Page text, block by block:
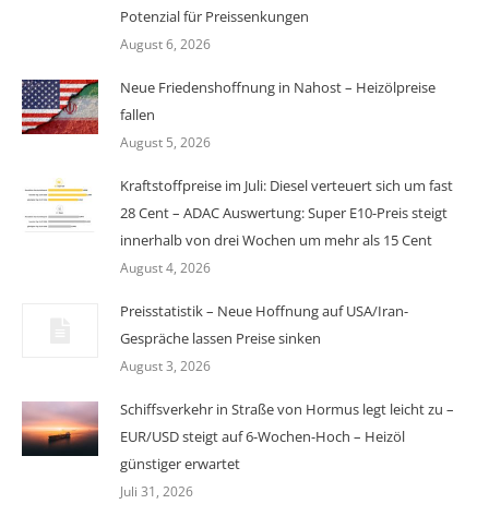
Potenzial für Preissenkungen
August 6, 2026
Neue Friedenshoffnung in Nahost – Heizölpreise
fallen
August 5, 2026
Kraftstoffpreise im Juli: Diesel verteuert sich um fast
28 Cent – ADAC Auswertung: Super E10-Preis steigt
innerhalb von drei Wochen um mehr als 15 Cent
August 4, 2026
Preisstatistik – Neue Hoffnung auf USA/Iran-
Gespräche lassen Preise sinken
August 3, 2026
Schiffsverkehr in Straße von Hormus legt leicht zu –
EUR/USD steigt auf 6-Wochen-Hoch – Heizöl
günstiger erwartet
Juli 31, 2026